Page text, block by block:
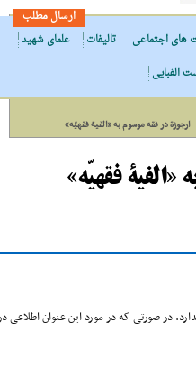
ارسال مطلب
های اجتماعی تالیفات
علمای شهید
الفبایی
ارجوزة در فقه موسوم به «الفیة فقهیّه»
فقهیّه»
در صورتی که در مورد این عنوان اطلاعی